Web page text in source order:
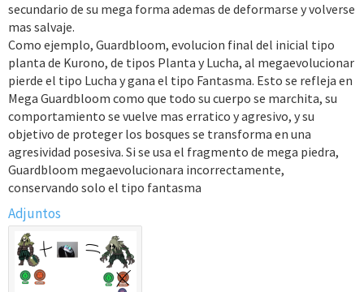
secundario de su mega forma ademas de deformarse y volverse
mas salvaje.
Como ejemplo, Guardbloom, evolucion final del inicial tipo
planta de Kurono, de tipos Planta y Lucha, al megaevolucionar
pierde el tipo Lucha y gana el tipo Fantasma. Esto se refleja en
Mega Guardbloom como que todo su cuerpo se marchita, su
comportamiento se vuelve mas erratico y agresivo, y su
objetivo de proteger los bosques se transforma en una
agresividad posesiva. Si se usa el fragmento de mega piedra,
Guardbloom megaevolucionara incorrectamente,
conservando solo el tipo fantasma
Adjuntos